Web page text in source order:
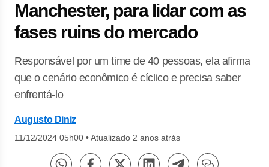
Manchester, para lidar com as
fases ruins do mercado
Responsável por um time de 40 pessoas, ela afirma
que o cenário econômico é cíclico e precisa saber
enfrentá-lo
Augusto Diniz
11/12/2024 05h00 •Atualizado 2 anos atrás